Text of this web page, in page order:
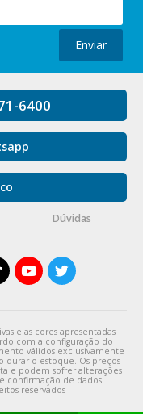
Enviar
6400
Dúvidas
e as cores apresentadas
com a configuração do
válidos exclusivamente
durar o estoque. Os preços
e podem sofrer alterações
confirmação de dados.
reservados